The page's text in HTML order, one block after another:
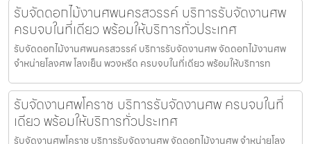
รับจัดดอกไม้งานศพนครสวรรค์ บริการรับจัดงานศพ
ครบจบในที่เดียว พร้อมให้บริการทั่วประเทศ
รับจัดดอกไม้งานศพนครสวรรค์ บริการรับจัดงานศพ จัดดอกไม้งานศพ
จำหน่ายโลงศพ โลงเย็น พวงหรีด ครบจบในที่เดียว พร้อมให้บริการท
รับจัดงานศพโคราช บริการรับจัดงานศพ ครบจบในที่
เดียว พร้อมให้บริการทั่วประเทศ
รับจัดงานศพโคราช บริการรับจัดงานศพ จัดดอกไม้งานศพ จำหน่ายโลง